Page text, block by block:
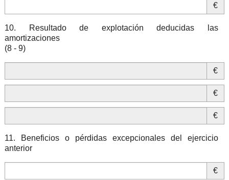
€
10. Resultado de explotación deducidas las
amortizaciones
(8 - 9)
€
€
€
11. Beneficios o pérdidas excepcionales del ejercicio
anterior
€